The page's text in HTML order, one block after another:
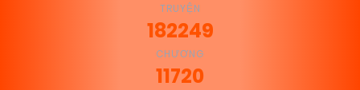
TRUYỆN
182249
CHƯƠNG
11720